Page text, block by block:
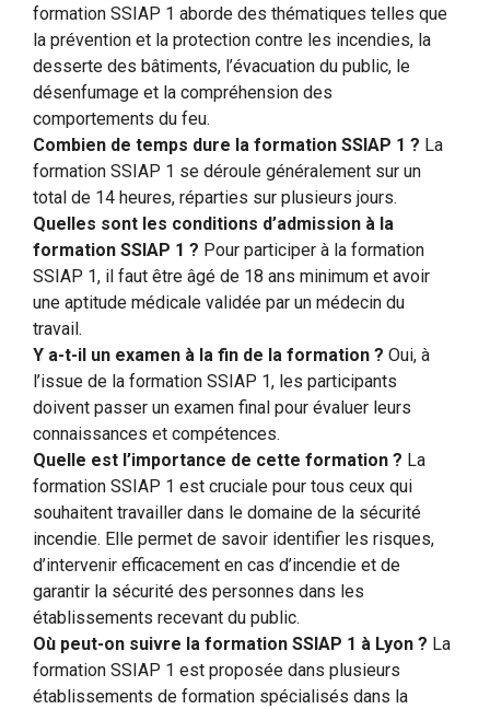
formation SSIAP 1 aborde des thématiques telles que
la prévention et la protection contre les incendies, la
desserte des bâtiments, l’évacuation du public, le
désenfumage et la compréhension des
comportements du feu.
Combien de temps dure la formation SSIAP 1 ? La
formation SSIAP 1 se déroule généralement sur un
total de 14 heures, réparties sur plusieurs jours.
Quelles sont les conditions d’admission à la
formation SSIAP 1 ? Pour participer à la formation
SSIAP 1, il faut être âgé de 18 ans minimum et avoir
une aptitude médicale validée par un médecin du
travail.
Y a-t-il un examen à la fin de la formation ? Oui, à
l’issue de la formation SSIAP 1, les participants
doivent passer un examen final pour évaluer leurs
connaissances et compétences.
Quelle est l’importance de cette formation ? La
formation SSIAP 1 est cruciale pour tous ceux qui
souhaitent travailler dans le domaine de la sécurité
incendie. Elle permet de savoir identifier les risques,
d’intervenir efficacement en cas d’incendie et de
garantir la sécurité des personnes dans les
établissements recevant du public.
Où peut-on suivre la formation SSIAP 1 à Lyon ? La
formation SSIAP 1 est proposée dans plusieurs
établissements de formation spécialisés dans la